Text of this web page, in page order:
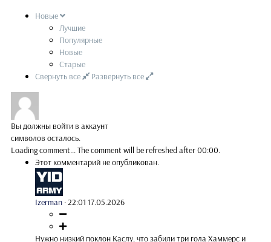
Новые
Лучшие
Популярные
Новые
Старые
Свернуть все
Развернуть все
Вы должны войти в аккаунт
символов осталось.
Loading comment...The comment will be refreshed after00:00.
Этот комментарий не опубликован.
Izerman ·22:01 17.05.2026
Нужно низкий поклон Каслу, что забили три гола Хаммерс и